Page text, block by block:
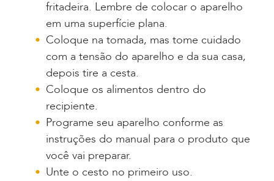
fritadeira. Lembre de colocar o aparelho
em uma superfície plana.
Coloque na tomada, mas tome cuidado
com a tensão do aparelho e da sua casa,
depois tire a cesta.
Coloque os alimentos dentro do
recipiente.
Programe seu aparelho conforme as
instruções do manual para o produto que
você vai preparar.
Unte o cesto no primeiro uso.